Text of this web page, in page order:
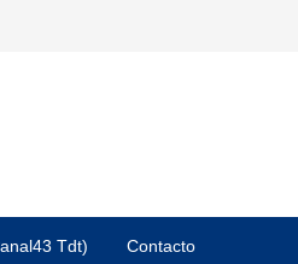
Tdt) Contacto